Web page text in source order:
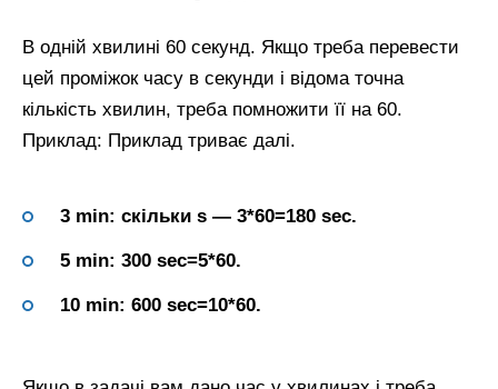
В одній хвилині 60 секунд. Якщо треба перевести
цей проміжок часу в секунди і відома точна
кількість хвилин, треба помножити її на 60.
Приклад: Приклад триває далі.
3 min: скільки s — 3*60=180 sec.
5 min: 300 sec=5*60.
10 min: 600 sec=10*60.